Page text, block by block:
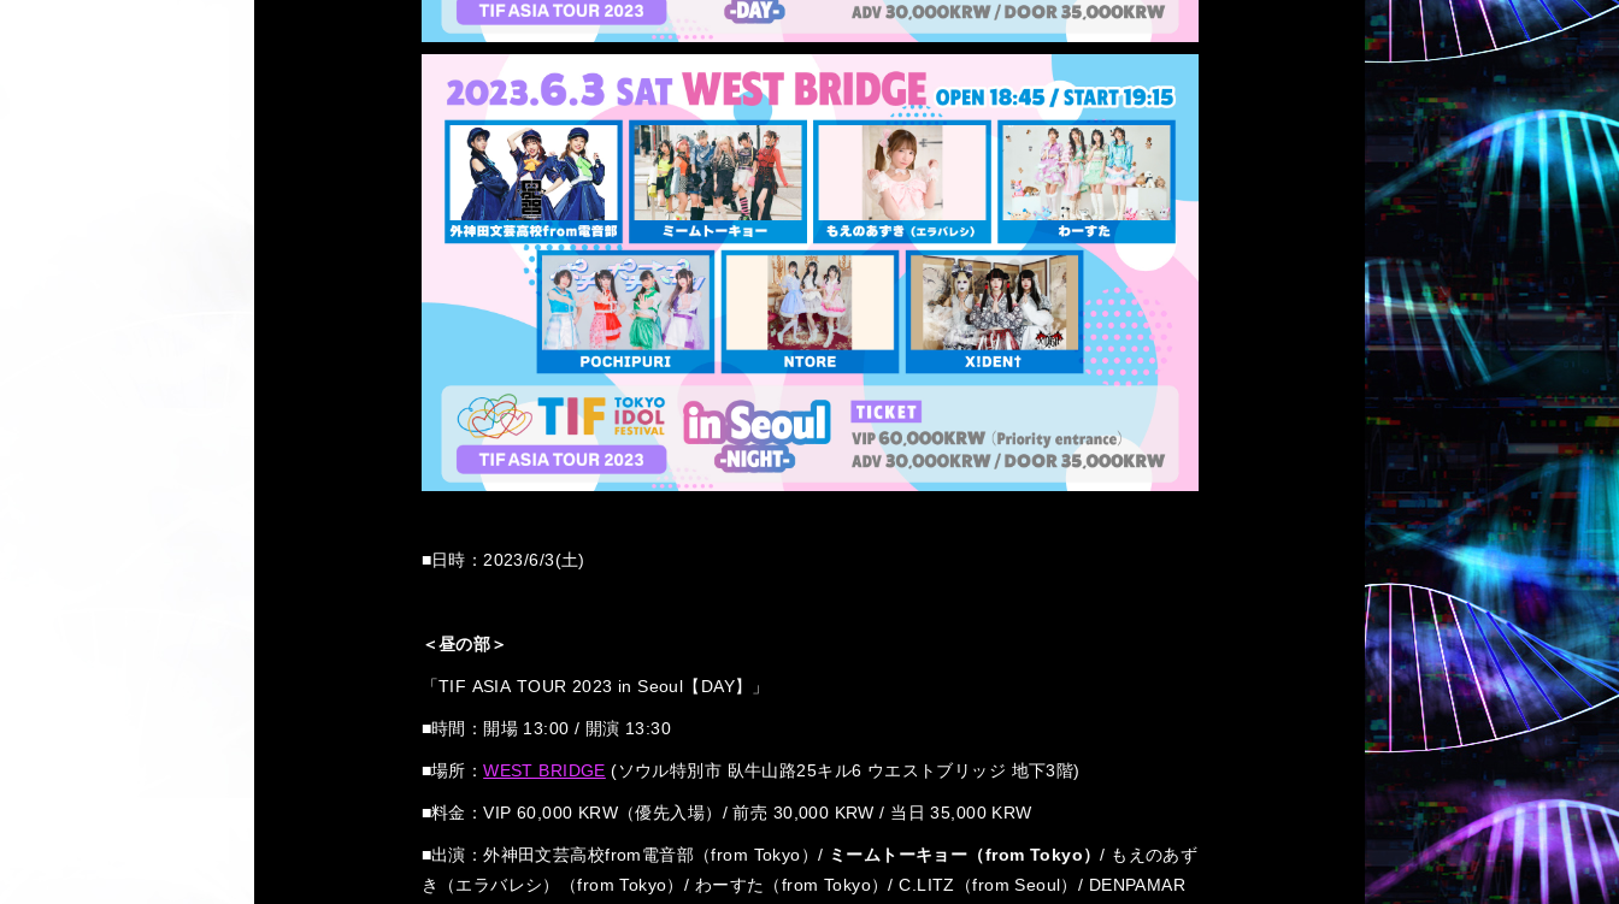
■日時：2023/6/3(土)
＜昼の部＞
「TIF ASIA TOUR 2023 in Seoul【DAY】」
■時間：開場 13:00 / 開演 13:30
■場所：WEST BRIDGE (ソウル特別市 臥牛山路25キル6 ウエストブリッジ 地下3階)
■料金：VIP 60,000 KRW（優先入場）/ 前売 30,000 KRW / 当日 35,000 KRW
■出演：外神田文芸高校from電音部（from Tokyo）/ ミームトーキョー（from Tokyo）/ もえのあず
き（エラバレシ）（from Tokyo）/ わーすた（from Tokyo）/ C.LITZ（from Seoul）/ DENPAMAR